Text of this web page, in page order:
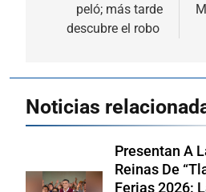
peló; más tarde
descubre el robo
Noticias
Presentan A
Reinas De
Ferias 2026: